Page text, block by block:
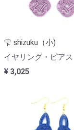
雫 shizuku（小)
イヤリング・ピアス
¥ 3,025